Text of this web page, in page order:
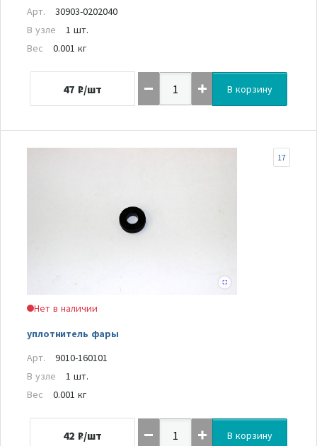
Арт.
30903-0202040
В узле
1 шт.
Вес
0.001 кг
47 ₽/шт В корзину
Нет в наличии
уплотнитель фары
17
Арт.
9010-160101
В узле
1 шт.
Вес
0.001 кг
42 ₽/шт В корзину